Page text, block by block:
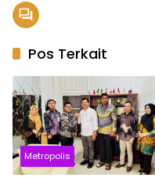
Pos Terkait
Metropolis